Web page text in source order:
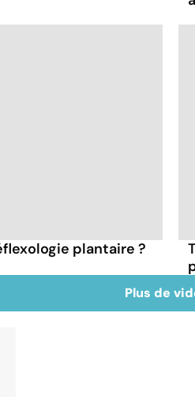
plantaire ?
Plus de